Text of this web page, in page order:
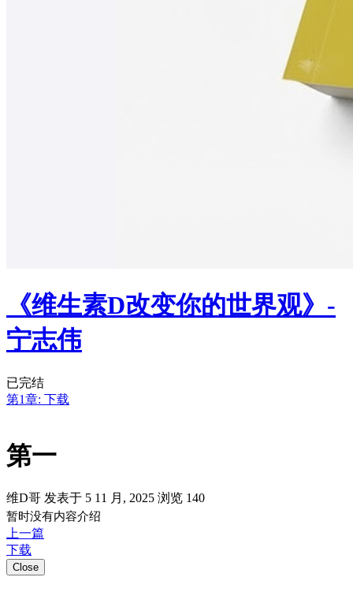
《维生素D改变你的世界观》-
宁志伟
已完结
第1章: 下载
第一
维D哥 发表于 5 11 月, 2025 浏览 140
暂时没有内容介绍
上一篇
下载
Close